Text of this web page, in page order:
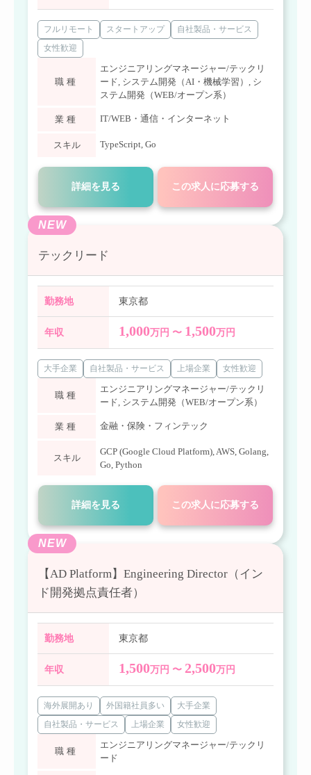
フルリモート スタートアップ
自社製品・サービス
女性歓迎
職種
エンジニアリングマネージャー/テックリ
ード, システム開発（AI・機械学習） , シ
ステム開発（WEB/オープン系）
業種 IT/WEB・通信・インターネット
スキル TypeScript, Go
詳細を見る この求人に応募する
NEW
テックリード
勤務地 東京都
年収 1,000万円 〜 1,500万円
大手企業 自社製品・サービス 上場企業 女性歓迎
職種
エンジニアリングマネージャー/テックリ
ード, システム開発（WEB/オープン系）
業種 金融・保険・フィンテック
スキル
GCP (Google Cloud Platform),AWS, Golang,
Go, Python
詳細を見る この求人に応募する
NEW
【AD Platform】Engineering Director（イン
ド開発拠点責任者）
勤務地 東京都
年収 1,500万円 〜 2,500万円
海外展開あり 外国籍社員多い
大手企業
自社製品・サービス
上場企業 女性歓迎
職種
エンジニアリングマネージャー/テックリ
ード